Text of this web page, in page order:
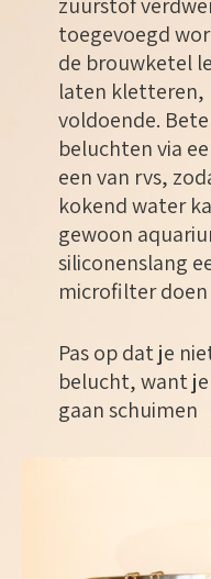
toegevoegd
de brouwketel
laten kletteren,
voldoende.
beluchten via
een van rvs,
kokend water
gewoon
siliconenslang
microfilter doen
Pas op dat je
belucht, want
gaan schuimen